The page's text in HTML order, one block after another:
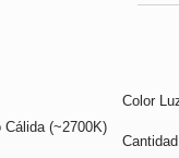
(~2700K)
Color